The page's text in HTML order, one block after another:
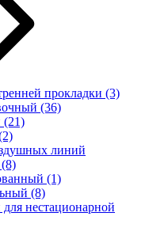
прокладки (3)
(36)
(21)
линий
(8)
(1)
(8)
нестационарной